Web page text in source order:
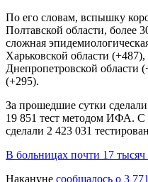
По его словам, вспышку
Полтавской области, более
сложная
Харьковской области
Днепропетровской области
(+295).
За прошедшие сутки
19 851 тест методом ИФА. С
сделали 2 423 031
В больницах почти 17
Накануне сообщалось о 3